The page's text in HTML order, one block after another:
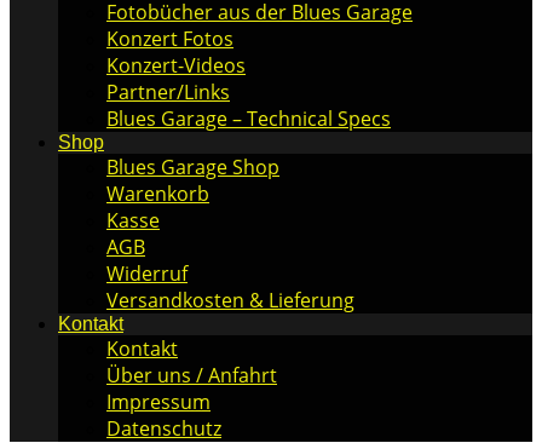
Fotobücher aus der Blues Garage
Konzert Fotos
Konzert-Videos
Partner/Links
Blues Garage – Technical Specs
Shop
Blues Garage Shop
Warenkorb
Kasse
AGB
Widerruf
Versandkosten & Lieferung
Kontakt
Kontakt
Über uns / Anfahrt
Impressum
Datenschutz